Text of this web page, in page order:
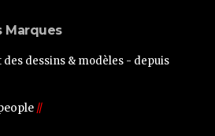
Marques
dessins & modèles - depuis
//